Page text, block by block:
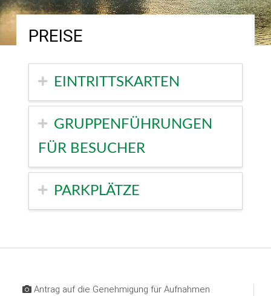
PREISE
EINTRITTSKARTEN
GRUPPENFÜHRUNGEN
FÜR BESUCHER
PARKPLÄTZE
Antrag auf die Genehmigung für Aufnahmen